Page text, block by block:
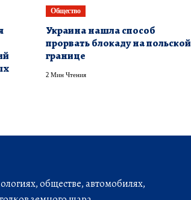
Общество
Украина нашла способ
прорвать блокаду на польской
границе
2 Мин Чтения
обществе, автомобилях,